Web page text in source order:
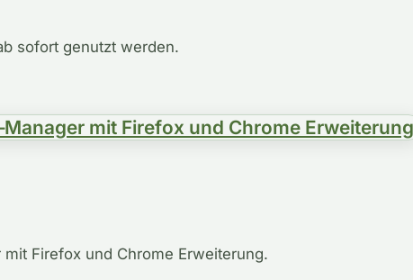
sofort genutzt werden.
mit Firefox und Chrome Erweiterung.